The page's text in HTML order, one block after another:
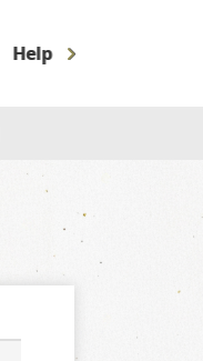
Help